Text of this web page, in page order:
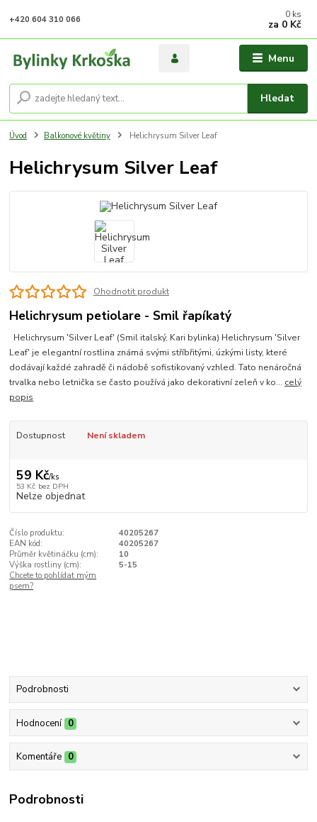
Menu
Hledat
+420 604 310 066 0 ks
za 0 Kč
Úvod Balkonové květiny Helichrysum Silver Leaf
Helichrysum Silver Leaf
Ohodnotit produkt
Helichrysum petiolare - Smil řapíkatý
Helichrysum 'Silver Leaf' (Smil italský, Kari bylinka) Helichrysum 'Silver
Leaf' je elegantní rostlina známá svými stříbřitými, úzkými listy, které
dodávají každé zahradě či nádobě sofistikovaný vzhled. Tato nenáročná
trvalka nebo letnička se často používá jako dekorativní zeleň v ko... celý
popis
Dostupnost Není skladem
59 Kč/ks
53 Kč bez DPH
Nelze objednat
Číslo produktu:
40205267
EAN kód:
40205267
Průměr květináčku (cm):
10
Výška rostliny (cm):
5-15
Chcete to pohlídat mým
psem?
Podrobnosti
Hodnocení 0
Komentáře 0
Podrobnosti